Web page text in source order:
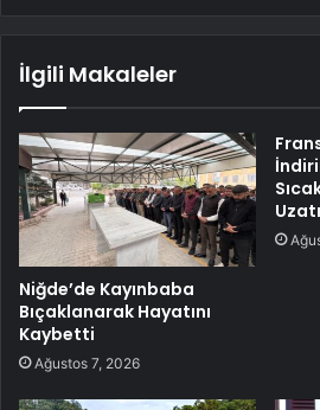
İlgili Makaleler
Niğde’de Kayınbaba
Bıçaklanarak Hayatını
Kaybetti
Ağustos 7, 2026